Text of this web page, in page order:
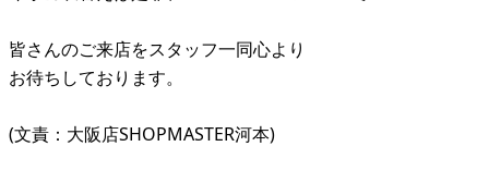
皆さんのご来店をスタッフ一同心より
お待ちしております。
(文責：大阪店SHOPMASTER河本)